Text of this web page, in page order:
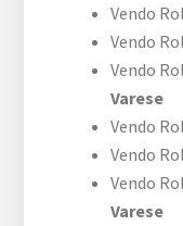
Vendo
Vendo
Vendo
Varese
Vendo
Vendo
Vendo
Varese